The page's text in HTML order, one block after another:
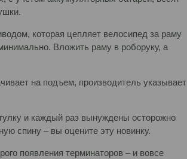
которая цепляет велосипед за раму
Вложить раму в роборуку, а
на подъем, производитель указывает
и каждый раз вынуждены осторожно
спину – вы оцените эту новинку.
появления терминаторов – и вовсе